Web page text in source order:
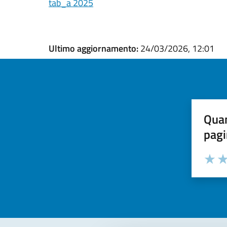
tab_a 2025
Ultimo aggiornamento:24/03/2026, 12:01
Valuta